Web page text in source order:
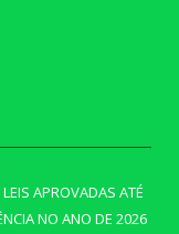
APROVADAS ATÉ
NO ANO DE 2026